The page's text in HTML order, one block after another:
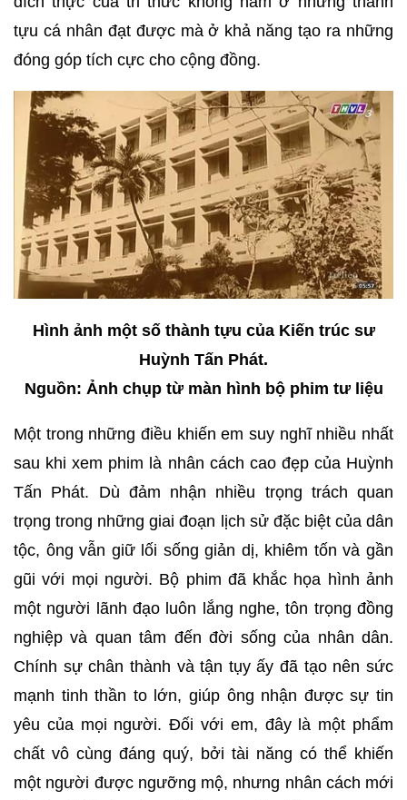
tựu cá nhân đạt được mà ở khả năng tạo ra những
đóng góp tích cực cho cộng đồng.
Hình ảnh một số thành tựu của Kiến trúc sư
Huỳnh Tấn Phát.
Nguồn: Ảnh chụp từ màn hình bộ phim tư liệu
Một trong những điều khiến em suy nghĩ nhiều nhất
sau khi xem phim là nhân cách cao đẹp của Huỳnh
Tấn Phát. Dù đảm nhận nhiều trọng trách quan
trọng trong những giai đoạn lịch sử đặc biệt của dân
tộc, ông vẫn giữ lối sống giản dị, khiêm tốn và gần
gũi với mọi người. Bộ phim đã khắc họa hình ảnh
một người lãnh đạo luôn lắng nghe, tôn trọng đồng
nghiệp và quan tâm đến đời sống của nhân dân.
Chính sự chân thành và tận tụy ấy đã tạo nên sức
mạnh tinh thần to lớn, giúp ông nhận được sự tin
yêu của mọi người. Đối với em, đây là một phẩm
chất vô cùng đáng quý, bởi tài năng có thể khiến
một người được ngưỡng mộ, nhưng nhân cách mới